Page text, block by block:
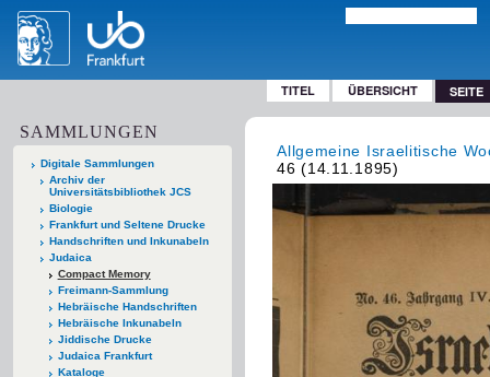
TITEL ÜBERSICHT SEITE
SAMMLUNGEN
Digitale Sammlungen
Archiv der
Universitätsbibliothek JCS
Biologie
Frankfurt und Seltene Drucke
Handschriften und Inkunabeln
Judaica
Compact Memory
Freimann-Sammlung
Hebräische Handschriften
Hebräische Inkunabeln
Jiddische Drucke
Judaica Frankfurt
Kataloge
Allgemeine Israelitische
46 (14.11.1895)